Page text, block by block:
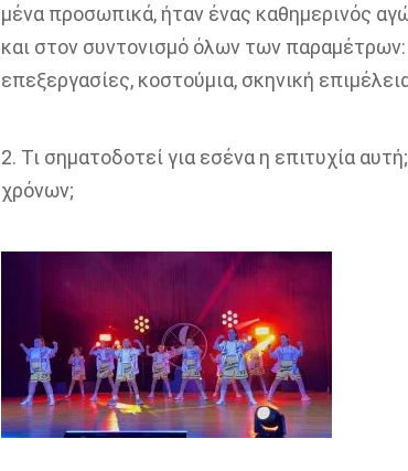
μένα προσωπικά, ήταν ένας καθημερινός
και στον συντονισμό όλων των
επεξεργασίες, κοστούμια, σκηνική
2. Τι σηματοδοτεί για εσένα η επιτυχία
χρόνων;